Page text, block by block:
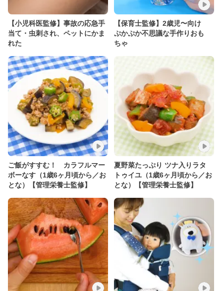
【小児科医監修】事故の応急手
当て・虫刺され、ペットにかま
れた
【保育士監修】2歳児〜向け
ぷかぷか不思議な手作りおも
ちゃ
ご飯がすすむ！ カラフルマー
ボーなす（1歳6ヶ月頃から／お
とな）【管理栄養士監修】
夏野菜たっぷり ツナ入りラタ
トゥイユ（1歳6ヶ月頃から／お
とな）【管理栄養士監修】